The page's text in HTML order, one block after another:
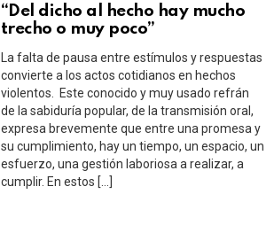
“Del dicho al hecho hay mucho
trecho o muy poco”
La falta de pausa entre estímulos y respuestas
convierte a los actos cotidianos en hechos
violentos. Este conocido y muy usado refrán
de la sabiduría popular, de la transmisión oral,
expresa brevemente que entre una promesa y
su cumplimiento, hay un tiempo, un espacio, un
esfuerzo, una gestión laboriosa a realizar, a
cumplir. En estos […]